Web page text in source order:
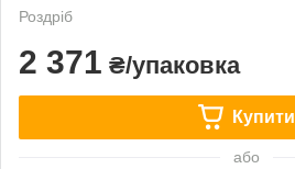
Роздріб
2 371 ₴/упаковка
Купити
або